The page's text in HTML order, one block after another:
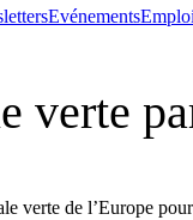
Evénements
verte
verte de l’Europe